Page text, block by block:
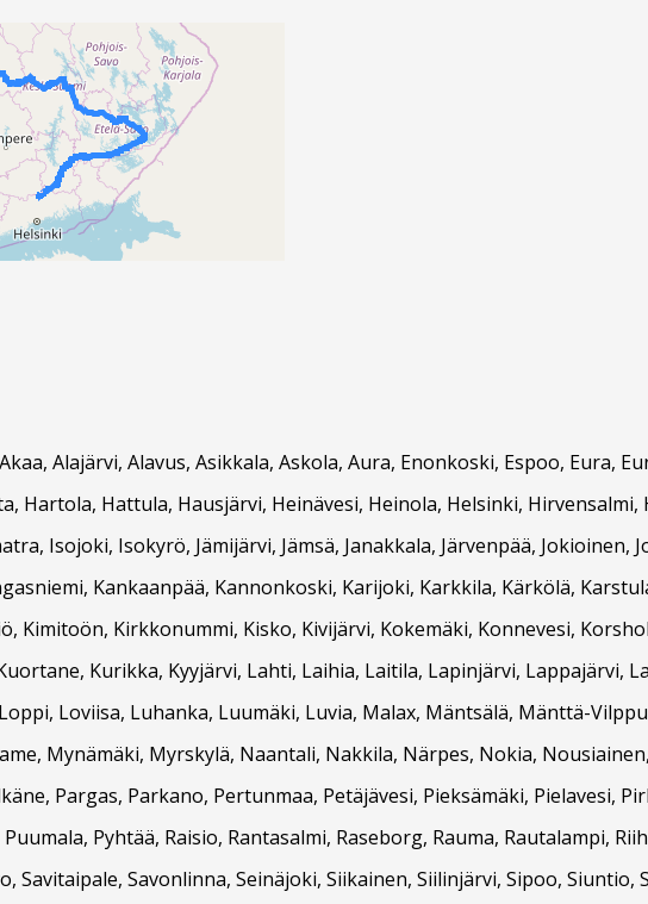
Alajärvi, Alavus, Asikkala, Askola, Aura, Enonkoski, Espoo, Eura,
Hartola, Hattula, Hausjärvi, Heinävesi, Heinola, Helsinki,
Isojoki, Isokyrö, Jämijärvi, Jämsä, Janakkala, Järvenpää, Jokioinen,
Kankaanpää, Kannonkoski, Karijoki, Karkkila, Kärkölä,
Kimitoön, Kirkkonummi, Kisko, Kivijärvi, Kokemäki, Konnevesi,
Kurikka, Kyyjärvi, Lahti, Laihia, Laitila, Lapinjärvi, Lappajärvi,
Loviisa, Luhanka, Luumäki, Luvia, Malax, Mäntsälä, Mänttä-
Mynämäki, Myrskylä, Naantali, Nakkila, Närpes, Nokia,
Pargas, Parkano, Pertunmaa, Petäjävesi, Pieksämäki, Pielavesi,
Pyhtää, Raisio, Rantasalmi, Raseborg, Rauma, Rautalampi,
Savitaipale, Savonlinna, Seinäjoki, Siikainen, Siilinjärvi, Sipoo,